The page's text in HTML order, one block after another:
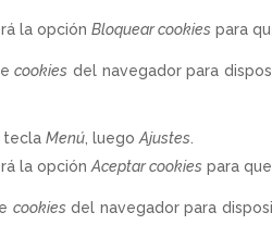
la opciónBloquear cookies para
cookies del navegador para
teclaMenú , luegoAjustes
la opciónAceptar cookies para
cookiesdel navegador para